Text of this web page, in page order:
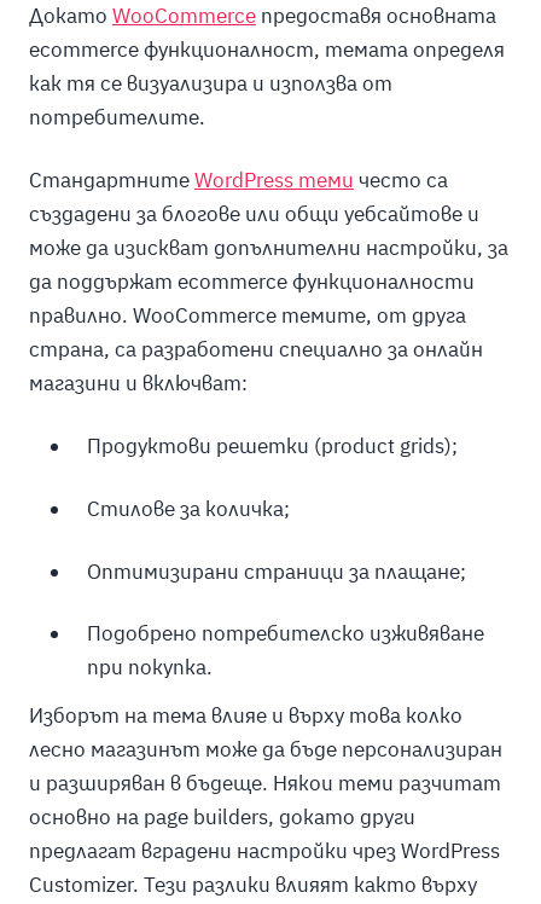
Докато WooCommerceпредоставя основната
ecommerce функционалност, темата определя
как тя се визуализира и използва от
потребителите.
СтандартнитеWordPress теми често са
създадени за блогове или общи уебсайтове и
може да изискват допълнителни настройки, за
да поддържат ecommerce функционалности
правилно. WooCommerce темите, от друга
страна, са разработени специално за онлайн
магазини и включват:
Продуктови решетки (product grids);
Стилове за количка;
Оптимизирани страници за плащане;
Подобрено потребителско изживяване
при покупка.
Изборът на тема влияе и върху това колко
лесно магазинът може да бъде персонализиран
и разширяван в бъдеще. Някои теми разчитат
основно на page builders, докато други
предлагат вградени настройки чрез WordPress
Customizer. Тези разлики влияят както върху